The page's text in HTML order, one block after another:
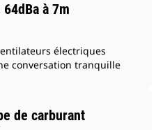
à 7m
électriques
conversation tranquille
de carburant